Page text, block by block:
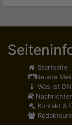
Startseite
Neuste
Was ist
Kontakt &